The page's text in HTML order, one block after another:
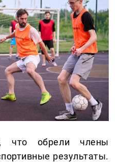
что обрели члены
результаты.